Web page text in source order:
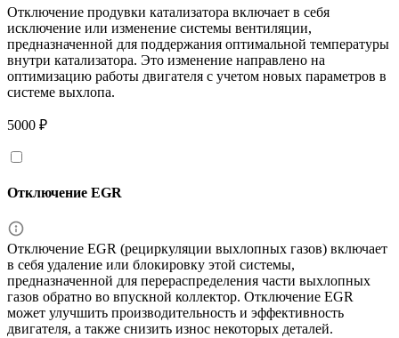
Отключение продувки катализатора включает в себя
исключение или изменение системы вентиляции,
предназначенной для поддержания оптимальной температуры
внутри катализатора. Это изменение направлено на
оптимизацию работы двигателя с учетом новых параметров в
системе выхлопа.
5000 ₽
Отключение EGR
Отключение EGR (рециркуляции выхлопных газов) включает
в себя удаление или блокировку этой системы,
предназначенной для перераспределения части выхлопных
газов обратно во впускной коллектор. Отключение EGR
может улучшить производительность и эффективность
двигателя, а также снизить износ некоторых деталей.